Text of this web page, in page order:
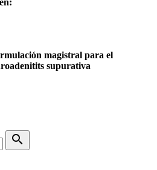
magistral para el
supurativa
search